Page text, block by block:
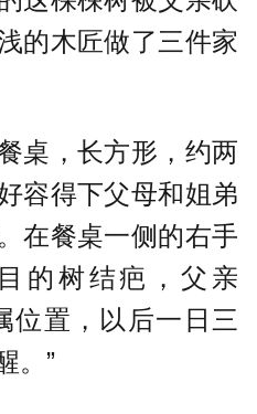
的木匠做了三件家
，长方形，约两
容得下父母和姐弟
在餐桌一侧的右手
的树结疤，父亲
位置，以后一日三
。”